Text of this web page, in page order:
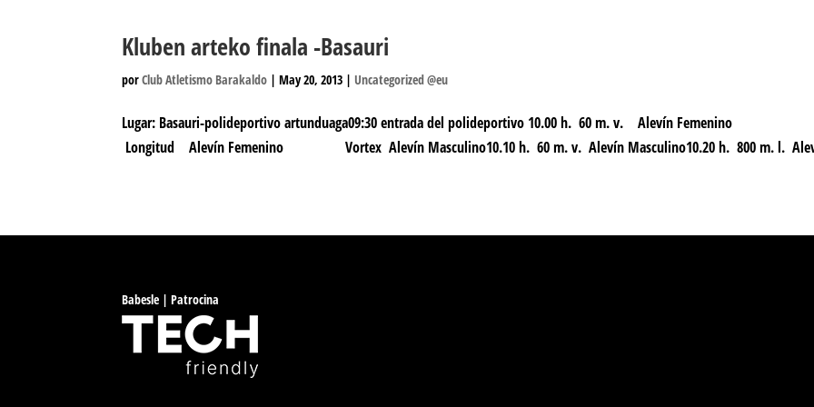
Kluben arteko finala -Basauri
porClub Atletismo Barakaldo |May 20, 2013 |Uncategorized @eu
Lugar: Basauri-polideportivo artunduaga09:30 entrada del polideportivo 10.00 h. 60 m. v. Alevín Femenino
Longitud Alevín Femenino Vortex Alevín Masculino10.10 h. 60 m. v. Alevín Masculino10.20 h. 800 m. l.
Babesle | Patrocina